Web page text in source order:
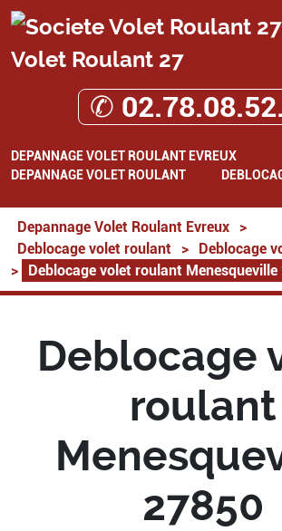
Volet Roulant 27
✆
DEPANNAGE VOLET ROULANT EVREUX
DEPANNAGE VOLET ROULANT
Depannage Volet Roulant Evreux
>
Deblocage volet roulant
>
Deblocage
>
Deblocage volet roulant Menesqueville
Deblocage
roulant
27850